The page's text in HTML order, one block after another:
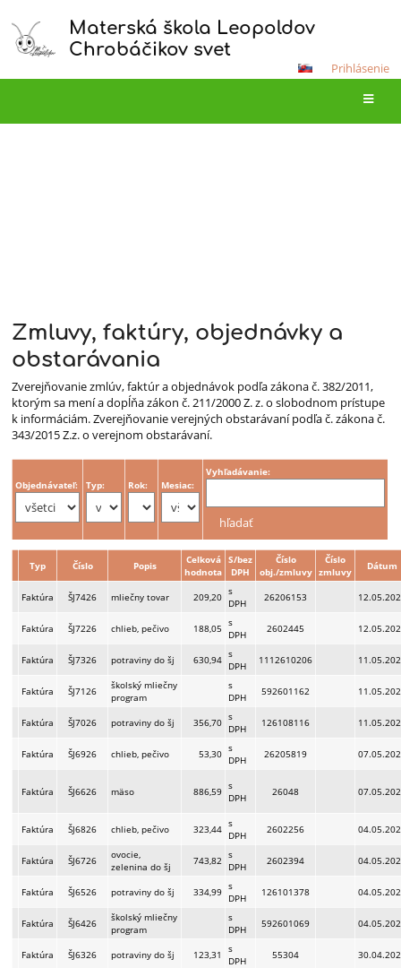
Materská škola Leopoldov
Chrobáčikov svet
Prihlásenie
Zmluvy,
faktúry
Zmluvy, faktúry, objednávky a
obstarávania
Zverejňovanie zmlúv, faktúr a objednávok podľa zákona č. 382/2011,
ktorým sa mení a dopĺňa zákon č. 211/2000 Z. z. o slobodnom prístupe
k informáciám. Zverejňovanie verejných obstarávaní podľa č. zákona č.
343/2015 Z.z. o verejnom obstarávaní.
Objednávateľ: Typ: Rok: Mesiac:
Vyhľadávanie:
Typ Číslo Popis
Celková
hodnota
S/bez
DPH
Číslo
obj./zmluvy
Číslo
zmluvy
Dátum
Faktúra ŠJ7426 mliečny tovar 209,20 s
DPH
26206153
Faktúra ŠJ7226 chlieb, pečivo 188,05 s
DPH
2602445
Faktúra ŠJ7326 potraviny do šj 630,94 s
DPH
1112610206
Faktúra ŠJ7126
školský mliečny
program
s
DPH
592601162
Faktúra ŠJ7026 potraviny do šj 356,70 s
DPH
126108116
Faktúra ŠJ6926 chlieb, pečivo 53,30 s
DPH
26205819
Faktúra ŠJ6626 mäso 886,59 s
DPH
26048
Faktúra ŠJ6826 chlieb, pečivo 323,44 s
DPH
2602256
Faktúra ŠJ6726
ovocie,
zelenina do šj
743,82 s
DPH
2602394
Faktúra ŠJ6526 potraviny do šj 334,99 s
DPH
126101378
Faktúra ŠJ6426
školský mliečny
program
s
DPH
592601069
Faktúra ŠJ6326 potraviny do šj 123,31
s
DPH
55304